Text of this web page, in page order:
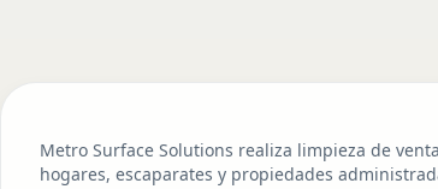
Metro Surface Solutions realiza limpieza de
hogares, escaparates y propiedades